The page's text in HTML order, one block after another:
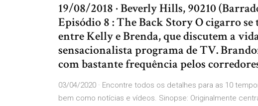
19/08/2018 · Beverly Hills, 90210
Episódio 8 : The Back Story O cigarro
entre Kelly e Brenda, que discutem a
sensacionalista programa de TV.
com bastante frequência pelos
03/04/2020 · Encontre todos os detalhes para as 10
bem como notícias e vídeos. Sinopse: Originalmente